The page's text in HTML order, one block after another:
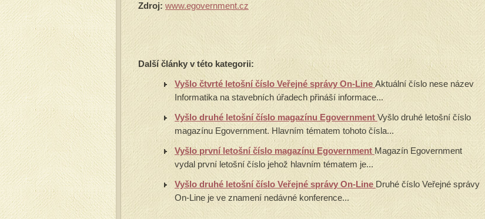
Zdroj: www.egovernment.cz
Další články v této kategorii:
Vyšlo čtvrté letošní číslo Veřejné správy On-Line Aktuální číslo nese název
Informatika na stavebních úřadech přináší informace...
Vyšlo druhé letošní číslo magazínu EgovernmentVyšlo druhé letošní číslo
magazínu Egovernment. Hlavním tématem tohoto čísla...
Vyšlo první letošní číslo magazínu Egovernment Magazín Egovernment
vydal první letošní číslo jehož hlavním tématem je...
Vyšlo druhé letošní číslo Veřejné správy On-Line Druhé číslo Veřejné správy
On-Line je ve znamení nedávné konference...